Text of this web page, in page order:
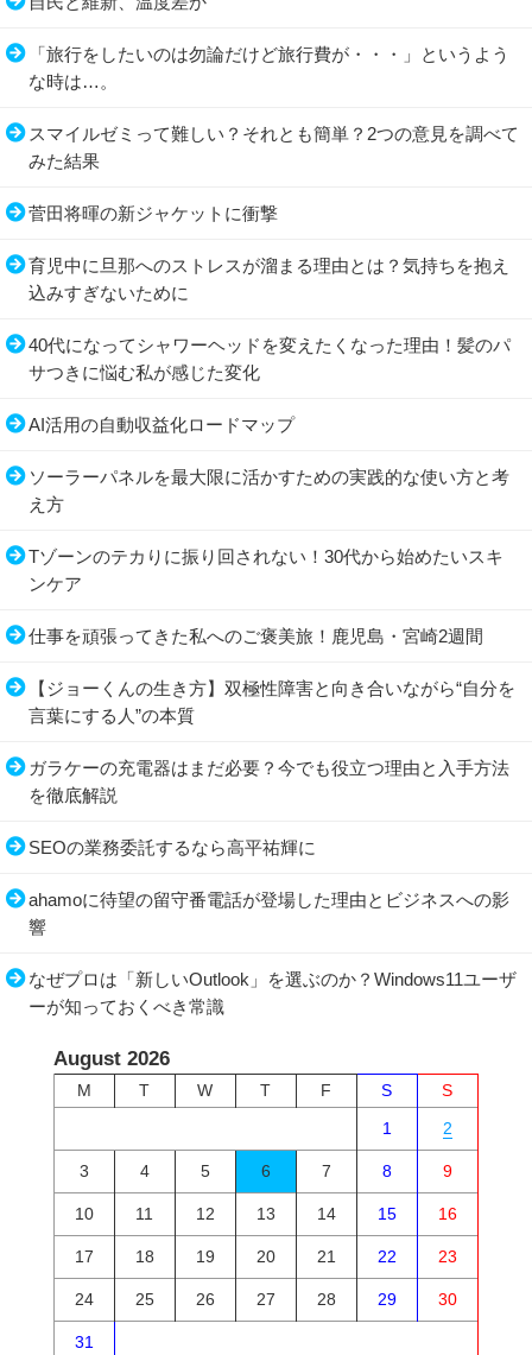
「旅行をしたいのは勿論だけど旅行費が・・・」というよう
な時は…。
スマイルゼミって難しい？それとも簡単？2つの意見を調べて
みた結果
菅田将暉の新ジャケットに衝撃
育児中に旦那へのストレスが溜まる理由とは？気持ちを抱え
込みすぎないために
40代になってシャワーヘッドを変えたくなった理由！髪のパ
サつきに悩む私が感じた変化
AI活用の自動収益化ロードマップ
ソーラーパネルを最大限に活かすための実践的な使い方と考
え方
Tゾーンのテカりに振り回されない！30代から始めたいスキ
ンケア
仕事を頑張ってきた私へのご褒美旅！鹿児島・宮崎2週間
【ジョーくんの生き方】双極性障害と向き合いながら“自分を
言葉にする人”の本質
ガラケーの充電器はまだ必要？今でも役立つ理由と入手方法
を徹底解説
SEOの業務委託するなら高平祐輝に
ahamoに待望の留守番電話が登場した理由とビジネスへの影
響
なぜプロは「新しいOutlook」を選ぶのか？Windows11ユーザ
ーが知っておくべき常識
August 2026
M T W T F S
S
1
2
3 4 5 6 7 8 9
10 11 12 13 14 15 16
17 18 19 20 21 22 23
24 25 26 27 28 29 30
31